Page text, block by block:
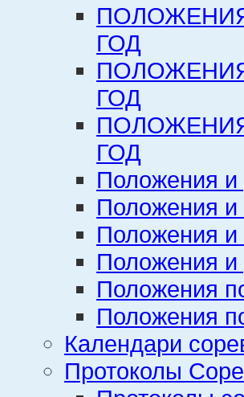
ГОД
ГОД
ГОД
Положения и
Положения и
Положения и
Положения и
Положения
Положения
Календари
Протоколы